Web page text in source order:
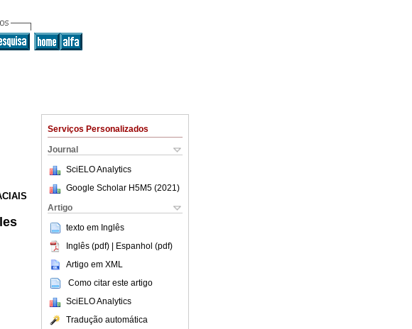
Serviços Personalizados
Journal
SciELO Analytics
Google Scholar H5M5 (2021 )
Artigo
texto em Inglês
Inglês (pdf) | Espanhol (pdf)
Artigo em XML
Como citar este artigo
SciELO Analytics
Tradução automática